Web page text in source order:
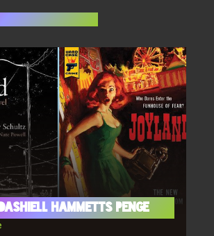
Hammetts penge